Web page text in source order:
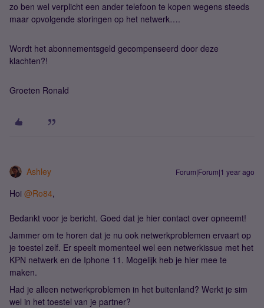
zo ben wel verplicht een ander telefoon te kopen wegens steeds
maar opvolgende storingen op het netwerk….
Wordt het abonnementsgeld gecompenseerd door deze
klachten?!
Groeten Ronald
Ashley Forum|Forum|1 year ago
Hoi @Ro84,
Bedankt voor je bericht. Goed dat je hier contact over opneemt!
Jammer om te horen dat je nu ook netwerkproblemen ervaart op
je toestel zelf. Er speelt momenteel wel een netwerkissue met het
KPN netwerk en de Iphone 11. Mogelijk heb je hier mee te
maken.
Had je alleen netwerkproblemen in het buitenland? Werkt je sim
wel in het toestel van je partner?